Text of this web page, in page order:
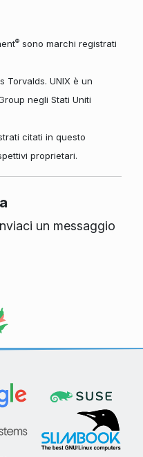
®sono marchi registrati
Torvalds. UNIX è un
negli Stati Uniti
citati in questo
proprietari.
un messaggio